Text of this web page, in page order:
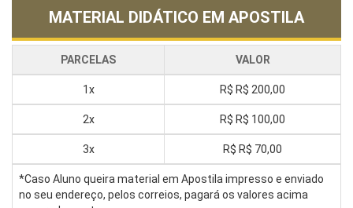
MATERIAL DIDÁTICO EM APOSTILA
PARCELAS VALOR
1x R$ R$ 200,00
2x R$ R$ 100,00
3x R$ R$ 70,00
*Caso Aluno queira material em Apostila impresso e enviado
no seu endereço, pelos correios, pagará os valores acima